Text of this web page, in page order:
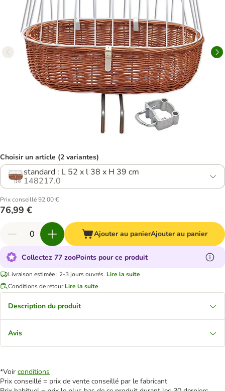
Choisir un article (2 variantes)
standard : L 52 x l 38 x H 39 cm
148217.0
Prix conseillé 92,00 €
76,99 €
Ajouter au panierAjouter au panier
Collectez 77 zooPoints pour ce produit
Livraison estimée : 2-3 jours ouvrés. Lire la suite
Conditions de retour Lire la suite
Description du produit
Avis
*Voir conditions
Prix conseillé = prix de vente conseillé par le fabricant